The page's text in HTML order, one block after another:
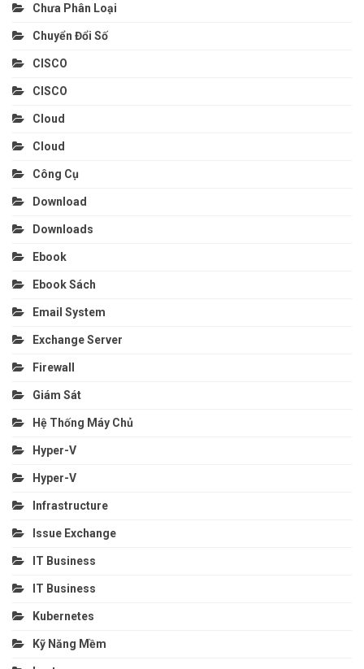
Chưa Phân Loại
Chuyển Đổi Số
CISCO
CISCO
Cloud
Cloud
Công Cụ
Download
Downloads
Ebook
Ebook Sách
Email System
Exchange Server
Firewall
Giám Sát
Hệ Thống Máy Chủ
Hyper-V
Hyper-V
Infrastructure
Issue Exchange
IT Business
IT Business
Kubernetes
Kỹ Năng Mềm